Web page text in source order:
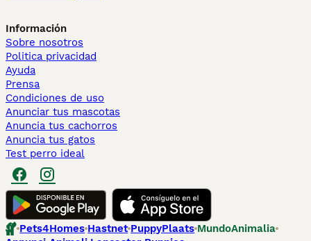
Información
Sobre nosotros
Politica privacidad
Ayuda
Prensa
Condiciones de uso
Anunciar tus mascotas
Anuncia tus cachorros
Anuncia tus gatos
Test perro ideal
Pets4Homes Hastnet PuppyPlaats MundoAnimalia